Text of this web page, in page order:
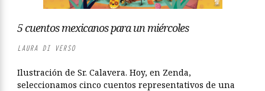
5 cuentos mexicanos para un miércoles
LAURA DI VERSO
Ilustración de Sr. Calavera. Hoy, en Zenda,
seleccionamos cinco cuentos representativos de una